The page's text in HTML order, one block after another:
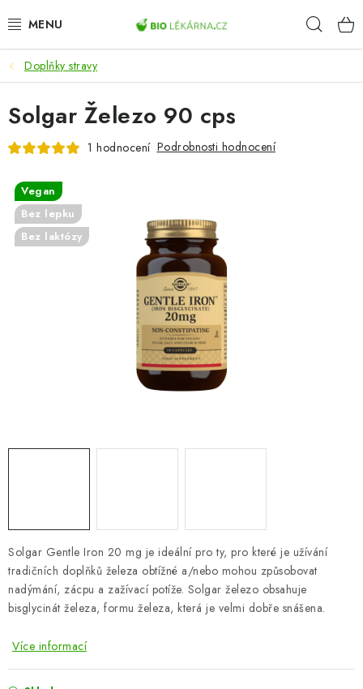
na
AKCE
DOPLŇKY STRAVY
PŘÍRODNÍ KOSMETIKA
SPORT
ZDRAVÉ POTRAVINY
ZDRAVOTNÍ OKRUHY
Doplňky stravy
Solgar Gentle Iron 20 mg je ideální pro ty, pro které je užívání
tradičních doplňků železa obtížné a/nebo mohou způsobovat
nadýmání, zácpu a zažívací potíže. Solgar železo obsahuje
bisglycinát železa, formu železa, která je velmi dobře snášena.
Více informací
Solgar Železo 90 cps
1 hodnocení Podrobnosti hodnocení
Vegan
Bez lepku
Bez laktózy